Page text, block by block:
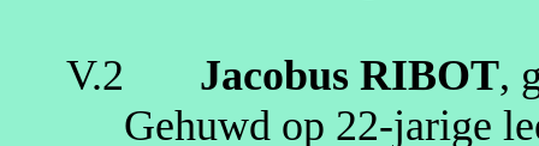
V.2 Jacobus RIBOT,
Gehuwd op 22‑jarige